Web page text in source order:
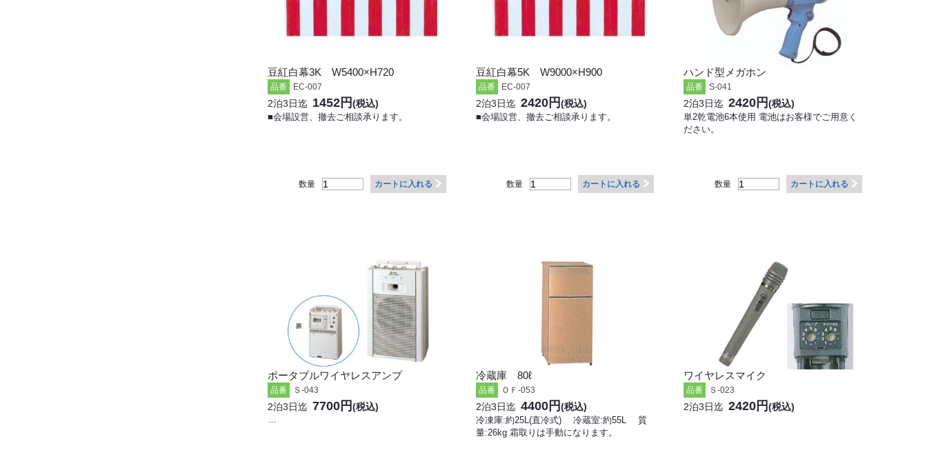
豆紅白幕3K W5400×H720
品番 EC-007
2泊3日迄 1452円(税込)
■会場設営、撤去ご相談承ります。
数量 カートに入れる
豆紅白幕5K W9000×H900
品番 EC-007
2泊3日迄 2420円(税込)
■会場設営、撤去ご相談承ります。
数量 カートに入れる
ハンド型メガホン
品番 S-041
2泊3日迄 2420円(税込)
単2乾電池6本使用 電池はお客様でご用意く
ださい。
数量 カートに入れる
ポータブルワイヤレスアンプ
品番 Ｓ-043
2泊3日迄 7700円(税込)
…
冷蔵庫 80ℓ
品番 ＯＦ-053
2泊3日迄 4400円(税込)
冷凍庫:約25L(直冷式) 冷蔵室:約55L 質
量:26kg 霜取りは手動になります。
ワイヤレスマイク
品番 Ｓ-023
2泊3日迄 2420円(税込)